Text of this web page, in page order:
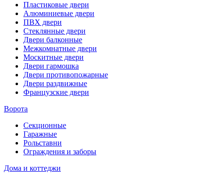
Пластиковые двери
Алюминиевые двери
ПВХ двери
Стеклянные двери
Двери балконные
Межкомнатные двери
Москитные двери
Двери гармошка
Двери противопожарные
Двери раздвижные
Французские двери
Ворота
Секционные
Гаражные
Рольставни
Ограждения и заборы
Дома и коттеджи